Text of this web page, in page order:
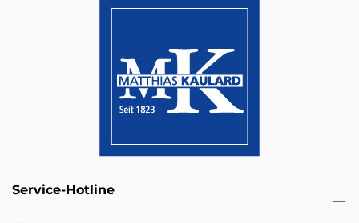
Service-Hotline